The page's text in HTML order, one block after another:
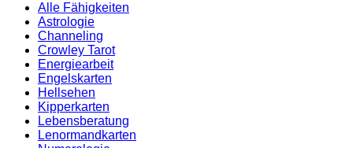
Alle Fähigkeiten
Astrologie
Channeling
Crowley Tarot
Energiearbeit
Engelskarten
Hellsehen
Kipperkarten
Lebensberatung
Lenormandkarten